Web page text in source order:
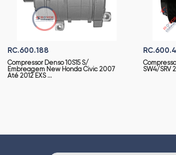
RC.600.188
Compressor Denso 10S15 S/
Embreagem New Honda Civic 2007
Até 2012 EXS ...
SW4/SRV